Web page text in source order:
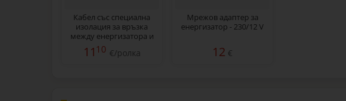
Кабел със специална
изолация за връзка
между енергизатора и
оградата, 10 м
11 10 €/ролка
Мрежов адаптер за
енергизатор - 230/12 V
12 €